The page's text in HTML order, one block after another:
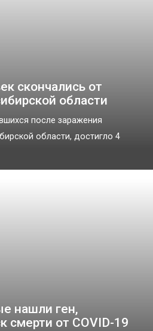
скончались от
области
после заражения
области, достигло 4
нашли ген,
смерти от COVID-19